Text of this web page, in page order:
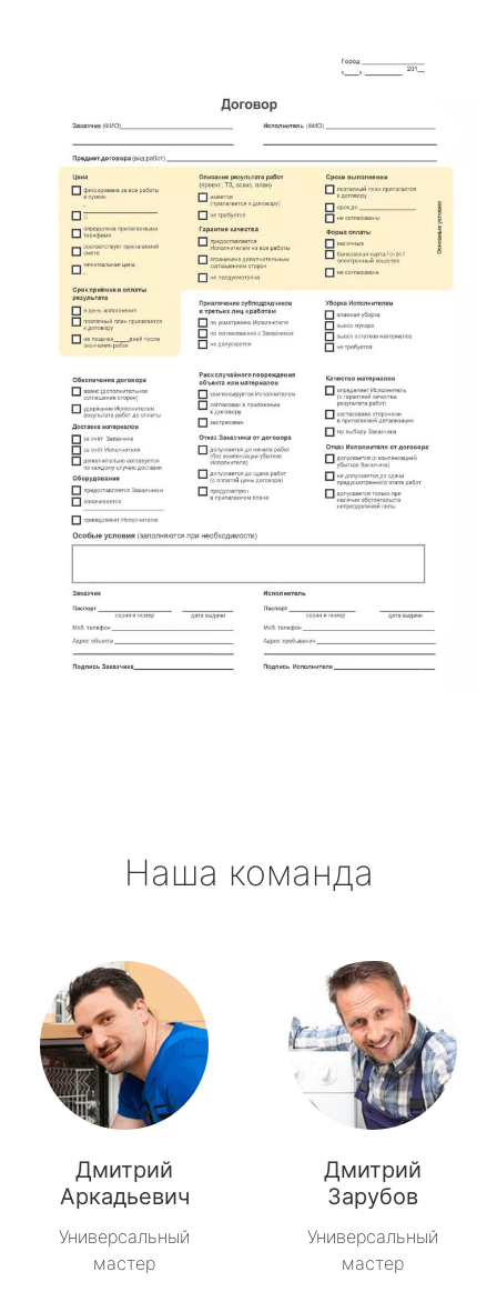
Наша команда
Дмитрий
Аркадьевич
Универсальный
мастер
Дмитрий
Зарубов
Универсальный
мастер